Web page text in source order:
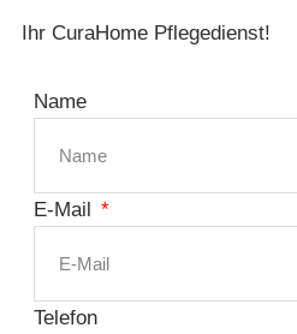
Ihr CuraHome Pflegedienst!
Name
E-Mail
Telefon